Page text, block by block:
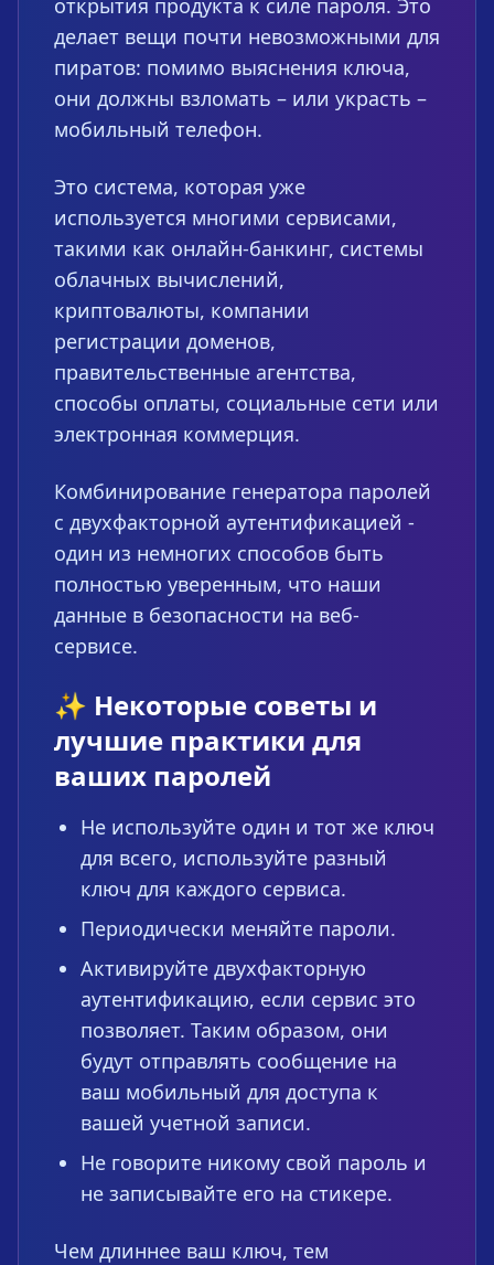
открытия продукта к силе пароля. Это
делает вещи почти невозможными для
пиратов: помимо выяснения ключа,
они должны взломать – или украсть –
мобильный телефон.
Это система, которая уже
используется многими сервисами,
такими как онлайн-банкинг, системы
облачных вычислений,
криптовалюты, компании
регистрации доменов,
правительственные агентства,
способы оплаты, социальные сети или
электронная коммерция.
Комбинирование генератора паролей
с двухфакторной аутентификацией -
один из немногих способов быть
полностью уверенным, что наши
данные в безопасности на веб-
сервисе.
✨ Некоторые советы и
лучшие практики для
ваших паролей
Не используйте один и тот же ключ
для всего, используйте разный
ключ для каждого сервиса.
Периодически меняйте пароли.
Активируйте двухфакторную
аутентификацию, если сервис это
позволяет. Таким образом, они
будут отправлять сообщение на
ваш мобильный для доступа к
вашей учетной записи.
Не говорите никому свой пароль и
не записывайте его на стикере.
Чем длиннее ваш ключ, тем